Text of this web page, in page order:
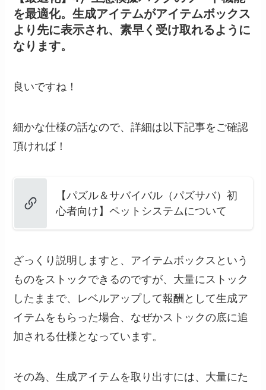
を最適化。生成アイテムがアイテムボックス
より先に表示され、素早く受け取れるように
なります。
良いですね！
細かな仕様の話なので、詳細は以下記事をご確認
頂ければ！
【パズル＆サバイバル（パズサバ）初
心者向け】ペットシステムについて
ざっくり説明しますと、アイテムボックスという
ものをストックできるのですが、大量にストック
したままで、レベルアップして報酬として生成ア
イテムをもらった場合、なぜかストックの底に追
加される仕様となっています。
その為、生成アイテムを取り出すには、大量にた